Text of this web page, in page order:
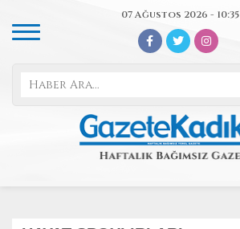
07 Ağustos 2026 - 10:35